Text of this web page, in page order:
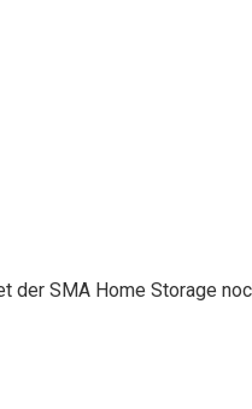
der SMA Home Storage